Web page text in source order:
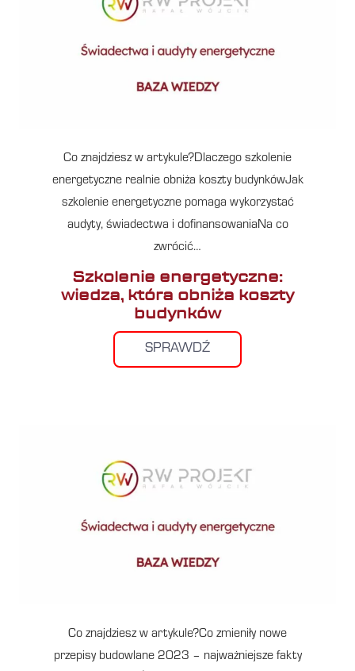
Co znajdziesz w artykule?Dlaczego szkolenie
energetyczne realnie obniża koszty budynkówJak
szkolenie energetyczne pomaga wykorzystać
audyty, świadectwa i dofinansowaniaNa co
zwrócić…
Szkolenie energetyczne:
wiedza, która obniża koszty
budynków
SPRAWDŹ
Co znajdziesz w artykule?Co zmieniły nowe
przepisy budowlane 2023 – najważniejsze fakty